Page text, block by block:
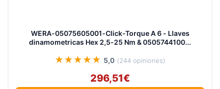
WERA-05075605001-Click-Torque A 6 - Llaves
dinamometricas Hex 2,5-25 Nm & 0505744100...
★★★★★ 5,0 (244 opiniones)
296,51€